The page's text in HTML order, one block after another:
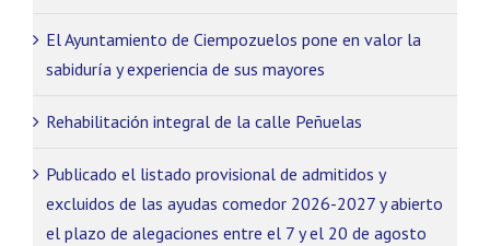
El Ayuntamiento de Ciempozuelos pone en valor la
sabiduría y experiencia de sus mayores
Rehabilitación integral de la calle Peñuelas
Publicado el listado provisional de admitidos y
excluidos de las ayudas comedor 2026-2027 y abierto
el plazo de alegaciones entre el 7 y el 20 de agosto